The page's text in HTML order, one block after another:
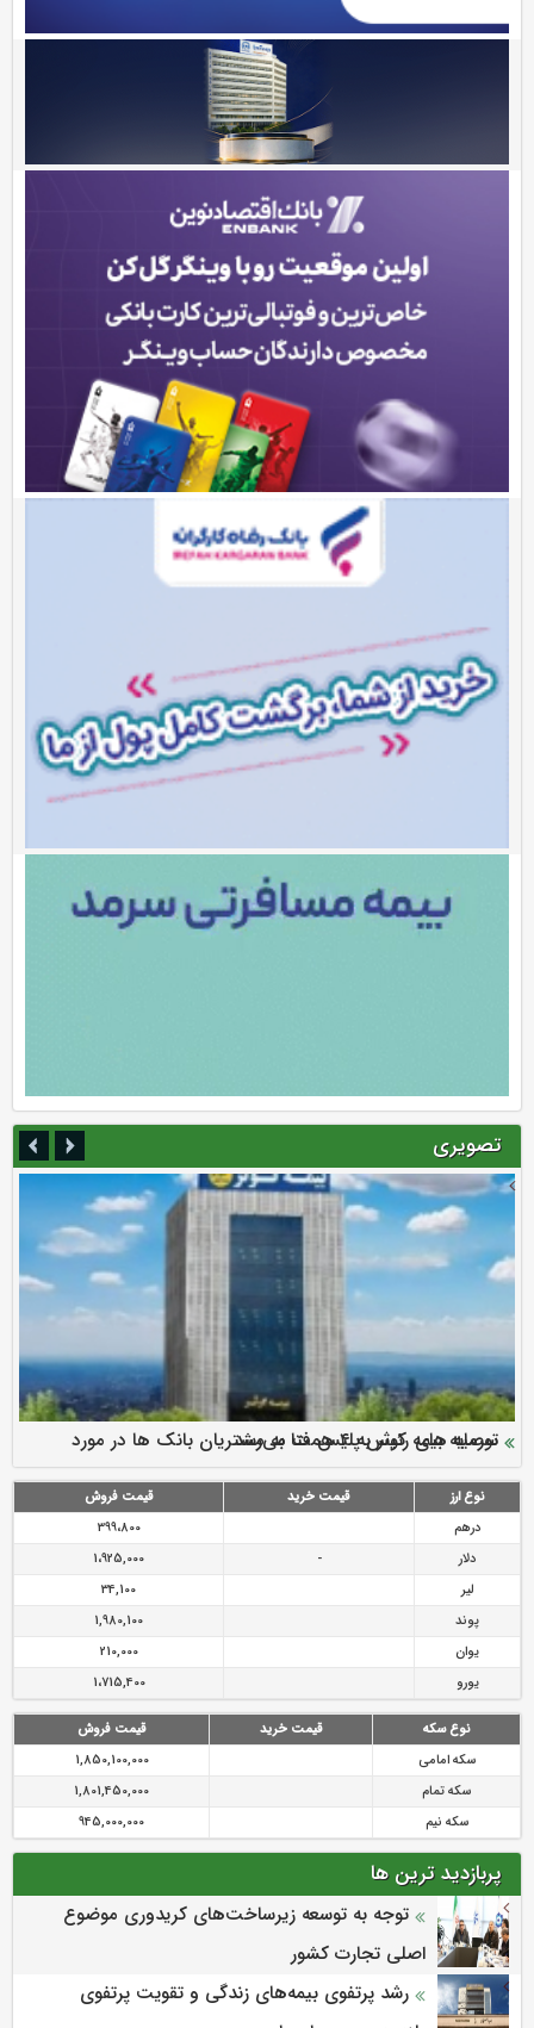
تصویری
ارزش سهام عدالت بالا رفت
سرمایه بیمه کوثر به ۴ همت می‌رسد
نود ثانیه با فولاد سنگان
تقدیر دبیرکل سندیکای بیمه گران ایران از اقدامات مدیرعامل بیمه
رازی
توصیه های رئیس پلیس فتا به مشتریان بانک ها در مورد
پیشگیری از سرقت های مجازی
نوع ارز قیمت خرید
قیمت فروش
درهم
399،800
دلار
-
1،925,000
لیر
34,100
پوند
1,980,100
یوان
210,000
یورو
1،715,400
نوع سکه قیمت خرید
قیمت فروش
سکه امامی
1,850,100,000
سکه تمام
1,801,450,000
سکه نیم
945,000,000
پربازدید ترین ها
توجه به توسعه زیرساخت‌های کریدوری موضوع
اصلی تجارت کشور
رشد پرتفوی بیمه‌های زندگی و تقویت پرتفوی